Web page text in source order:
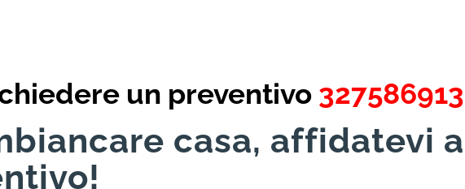
un preventivo
casa, affidatevi a